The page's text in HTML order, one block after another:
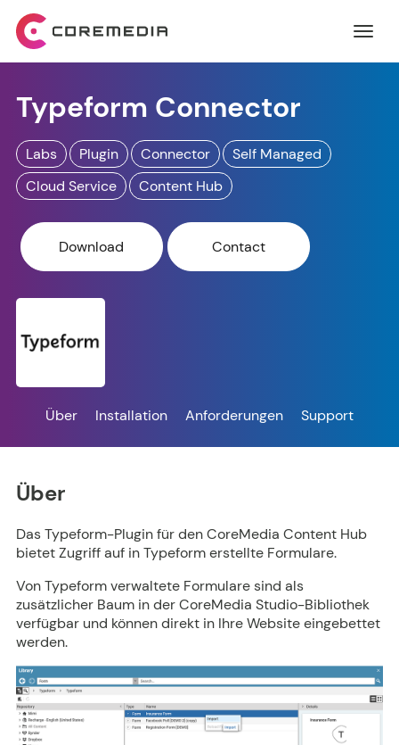
Typeform Connector
Labs Plugin Connector
Self Managed
Cloud Service
Content Hub
Download Contact
Über Installation Anforderungen Support
Über
Das Typeform-Plugin für den CoreMedia Content Hub
bietet Zugriff auf in Typeform erstellte Formulare.
Von Typeform verwaltete Formulare sind als
zusätzlicher Baum in der CoreMedia Studio-Bibliothek
verfügbar und können direkt in Ihre Website eingebettet
werden.